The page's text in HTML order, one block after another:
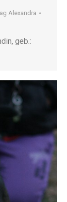
Alexandra
geb.: